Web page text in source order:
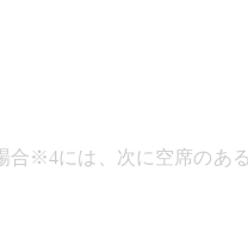
合※4には、次に空席のあ